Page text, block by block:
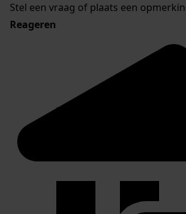
Stel een vraag of plaats een
Reageren